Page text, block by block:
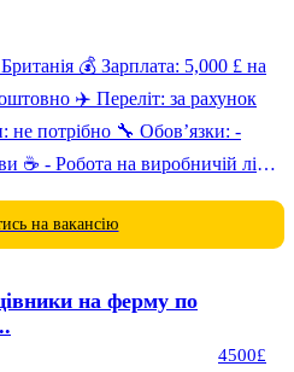
💰 Зарплата: 5,000 £ на
✈️ Переліт: за рахунок
🔧 Обов’язки: -
☕️ - Робота на виробничій лінії
на вакансію
на ферму по
4500£